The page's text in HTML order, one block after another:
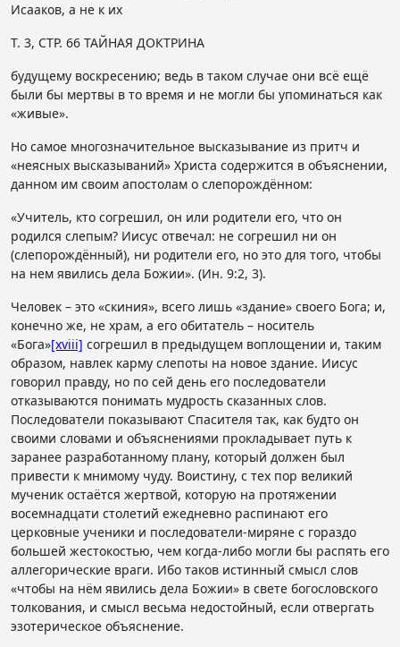
Исааков, а не к их
Т. 3, СТР. 66 ТАЙНАЯ ДОКТРИНА
будущему воскресению; ведь в таком случае они всё ещё
были бы мертвы в то время и не могли бы упоминаться как
«живые».
Но самое многозначительное высказывание из притч и
«неясных высказываний» Христа содержится в объяснении,
данном им своим апостолам о слепорождённом:
«Учитель, кто согрешил, он или родители его, что он
родился слепым? Иисус отвечал: не согрешил ни он
(слепорождённый), ни родители его, но это для того, чтобы
на нем явились дела Божии». (Ин. 9:2, 3).
Человек – это «скиния», всего лишь «здание» своего Бога; и,
конечно же, не храм, а его обитатель – носитель
«Бога»[xviii] согрешил в предыдущем воплощении и, таким
образом, навлек карму слепоты на новое здание. Иисус
говорил правду, но по сей день его последователи
отказываются понимать мудрость сказанных слов.
Последователи показывают Спасителя так, как будто он
своими словами и объяснениями прокладывает путь к
заранее разработанному плану, который должен был
привести к мнимому чуду. Воистину, с тех пор великий
мученик остаётся жертвой, которую на протяжении
восемнадцати столетий ежедневно распинают его
церковные ученики и последователи-миряне с гораздо
большей жестокостью, чем когда-либо могли бы распять его
аллегорические враги. Ибо таков истинный смысл слов
«чтобы на нём явились дела Божии» в свете богословского
толкования, и смысл весьма недостойный, если отвергать
эзотерическое объяснение.